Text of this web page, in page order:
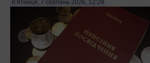
п’ятниця, 7 серпень 2026, 12:28